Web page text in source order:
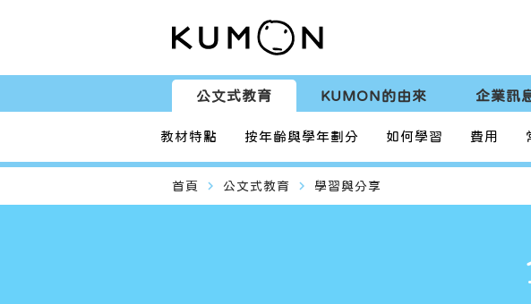
公文式教育 KUMON的由來 企業訊
教材特點 按年齡與學年劃分 如何學習 費用
首頁 navigate_next 公文式教育 navigate_next 學習與分享